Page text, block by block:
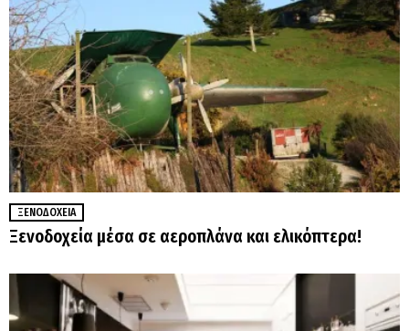
ΞΕΝΟΔΟΧΕΊΑ
Ξενοδοχεία μέσα σε αεροπλάνα και ελικόπτερα!